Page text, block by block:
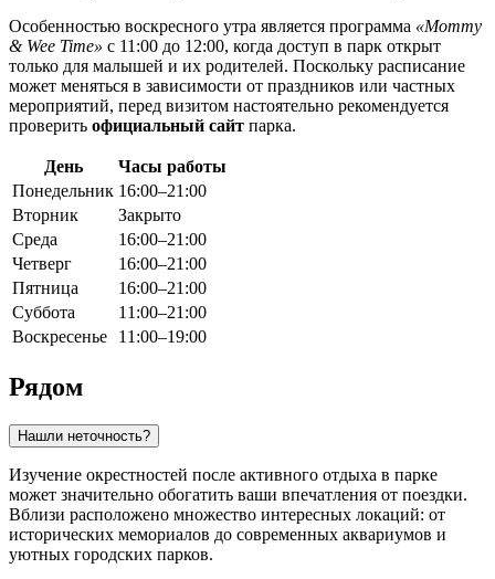
Особенностью воскресного утра является программа «Mommy
& Wee Time» с 11:00 до 12:00, когда доступ в парк открыт
только для малышей и их родителей. Поскольку расписание
может меняться в зависимости от праздников или частных
мероприятий, перед визитом настоятельно рекомендуется
проверить официальный сайт парка.
День
Часы работы
Понедельник 16:00–21:00
Вторник
Закрыто
Среда
16:00–21:00
Четверг
16:00–21:00
Пятница
16:00–21:00
Суббота
11:00–21:00
Воскресенье
11:00–19:00
Рядом
Нашли неточность?
Изучение окрестностей после активного отдыха в парке
может значительно обогатить ваши впечатления от поездки.
Вблизи расположено множество интересных локаций: от
исторических мемориалов до современных аквариумов и
уютных городских парков.